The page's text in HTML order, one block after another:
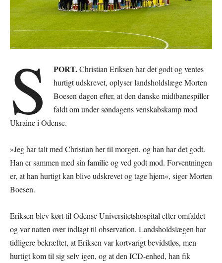
S PORT.Christian Eriksen har det godt og ventes
hurtigt udskrevet, oplyser landsholdslæge Morten
Boesen dagen efter, at den danske midtbanespiller
faldt om under søndagens venskabskamp mod
Ukraine i Odense.
»Jeg har talt med Christian her til morgen, og han har det godt.
Han er sammen med sin familie og ved godt mod. Forventningen
er, at han hurtigt kan blive udskrevet og tage hjem«, siger Morten
Boesen.
Eriksen blev kørt til Odense Universitetshospital efter omfaldet
og var natten over indlagt til observation. Landsholdslægen har
tidligere bekræftet, at Eriksen var kortvarigt bevidstløs, men
hurtigt kom til sig selv igen, og at den ICD-enhed, han fik